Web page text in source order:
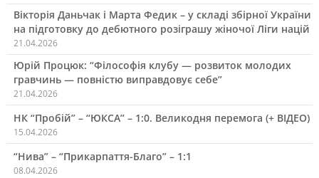
Вікторія Даньчак і Марта Федик – у складі збірної України
на підготовку до дебютного розіграшу жіночої Ліги націй
21.04.2026
Юрій Процюк: “Філософія клубу — розвиток молодих
гравчинь — повністю виправдовує себе”
21.04.2026
НК “Пробій” – “ЮКСА” – 1:0. Великодня перемога (+ ВІДЕО)
15.04.2026
“Нива” – “Прикарпаття-Благо” – 1:1
08.04.2026